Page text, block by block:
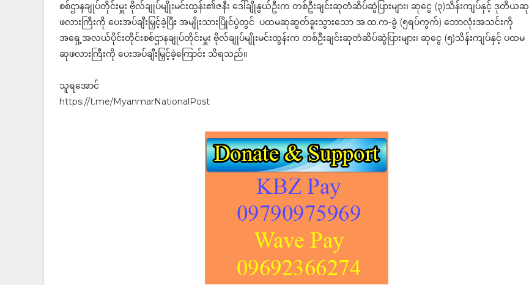
စစ်ဌာနချုပ်တိုင်းမှူး ဗိုလ်ချုပ်မျိုးမင်းထွန်း၏ဇနီး ဒေါ်ချိုနွယ်ဦးက တစ်ဦးချင်းဆုတံဆိပ်ဆွဲပြားများ၊ ဆုငွေ (၃)သိန်းကျပ်နှင့် ဒုတိယဆု
ဖလားကြီးကို ပေးအပ်ချီးမြှင့်ခဲ့ပြီး အမျိုးသားပြိုင်ပွဲတွင် ပထမဆုဆွတ်ခူးသွားသော အ.ထ.က-ခွဲ (၅ရပ်ကွက်) ဘောလုံးအသင်းကို
အရှေ့အလယ်ပိုင်းတိုင်းစစ်ဌာနချုပ်တိုင်းမှူး ဗိုလ်ချုပ်မျိုးမင်းထွန်းက တစ်ဦးချင်းဆုတံဆိပ်ဆွဲပြားများ၊ ဆုငွေ (၅)သိန်းကျပ်နှင့် ပထမ
ဆုဖလားကြီးကို ပေးအပ်ချီးမြှင့်ခဲ့ကြောင်း သိရသည်။
သူရအောင်
https://t.me/MyanmarNationalPost